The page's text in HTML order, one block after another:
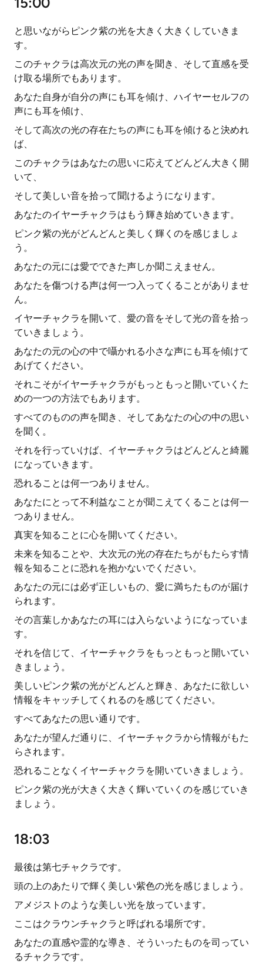
と思いながらピンク紫の光を大きく大きくしていきま
す。
このチャクラは高次元の光の声を聞き、そして直感を受
け取る場所でもあります。
あなた自身が自分の声にも耳を傾け、ハイヤーセルフの
声にも耳を傾け、
そして高次の光の存在たちの声にも耳を傾けると決めれ
ば、
このチャクラはあなたの思いに応えてどんどん大きく開
いて、
そして美しい音を拾って聞けるようになります。
あなたのイヤーチャクラはもう輝き始めていきます。
ピンク紫の光がどんどんと美しく輝くのを感じましょ
う。
あなたの元には愛でできた声しか聞こえません。
あなたを傷つける声は何一つ入ってくることがありませ
ん。
イヤーチャクラを開いて、愛の音をそして光の音を拾っ
ていきましょう。
あなたの元の心の中で囁かれる小さな声にも耳を傾けて
あげてください。
それこそがイヤーチャクラがもっともっと開いていくた
めの一つの方法でもあります。
すべてのものの声を聞き、そしてあなたの心の中の思い
を聞く。
それを行っていけば、イヤーチャクラはどんどんと綺麗
になっていきます。
恐れることは何一つありません。
あなたにとって不利益なことが聞こえてくることは何一
つありません。
真実を知ることに心を開いてください。
未来を知ることや、大次元の光の存在たちがもたらす情
報を知ることに恐れを抱かないでください。
あなたの元には必ず正しいもの、愛に満ちたものが届け
られます。
その言葉しかあなたの耳には入らないようになっていま
す。
それを信じて、イヤーチャクラをもっともっと開いてい
きましょう。
美しいピンク紫の光がどんどんと輝き、あなたに欲しい
情報をキャッチしてくれるのを感じてください。
すべてあなたの思い通りです。
あなたが望んだ通りに、イヤーチャクラから情報がもた
らされます。
恐れることなくイヤーチャクラを開いていきましょう。
ピンク紫の光が大きく大きく輝いていくのを感じていき
ましょう。
18:03
最後は第七チャクラです。
頭の上のあたりで輝く美しい紫色の光を感じましょう。
アメジストのような美しい光を放っています。
ここはクラウンチャクラと呼ばれる場所です。
あなたの直感や霊的な導き、そういったものを司ってい
るチャクラです。